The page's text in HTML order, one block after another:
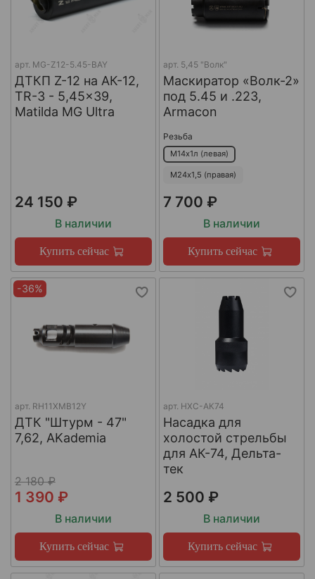
арт. MG-Z12-5.45-BAY
ДТКП Z-12 на АК-12,
TR-3 - 5,45x39,
Matilda MG Ultra
24 150 ₽
В наличии
Купить сейчас
арт. 5,45 "Волк"
Маскиратор «Волк-2»
под 5.45 и .223,
Armacon
Резьба
М14х1л (левая)
М24х1,5 (правая)
7 700 ₽
В наличии
Купить сейчас
-36%
арт. RH11XMB12Y
ДТК "Штурм - 47"
7,62, AKademia
2 180 ₽
1 390 ₽
В наличии
Купить сейчас
арт. НХС-АК74
Насадка для
холостой стрельбы
для АК-74, Дельта-
тек
2 500 ₽
В наличии
Купить сейчас